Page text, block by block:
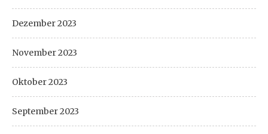
Dezember 2023
November 2023
Oktober 2023
September 2023